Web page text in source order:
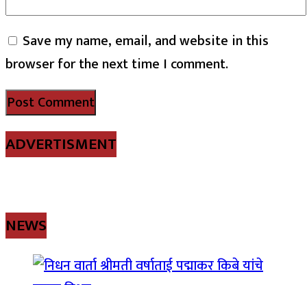
Save my name, email, and website in this
browser for the next time I comment.
ADVERTISMENT
NEWS